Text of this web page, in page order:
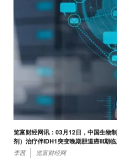
览富财经网讯：03月12日，中国生物
剂）治疗伴IDH1突变晚期胆道癌III期
李茜 览富财经网